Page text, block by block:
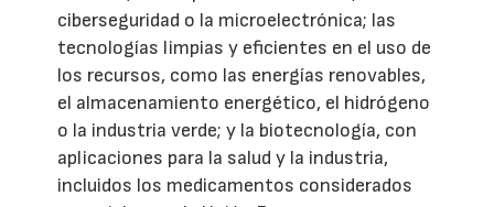
ciberseguridad o la microelectrónica; las
tecnologías limpias y eficientes en el uso de
los recursos, como las energías renovables,
el almacenamiento energético, el hidrógeno
o la industria verde; y la biotecnología, con
aplicaciones para la salud y la industria,
incluidos los medicamentos considerados